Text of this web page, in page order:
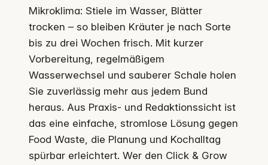
Mikroklima: Stiele im Wasser, Blätter
trocken – so bleiben Kräuter je nach Sorte
bis zu drei Wochen frisch. Mit kurzer
Vorbereitung, regelmäßigem
Wasserwechsel und sauberer Schale holen
Sie zuverlässig mehr aus jedem Bund
heraus. Aus Praxis- und Redaktionssicht ist
das eine einfache, stromlose Lösung gegen
Food Waste, die Planung und Kochalltag
spürbar erleichtert. Wer den Click & Grow